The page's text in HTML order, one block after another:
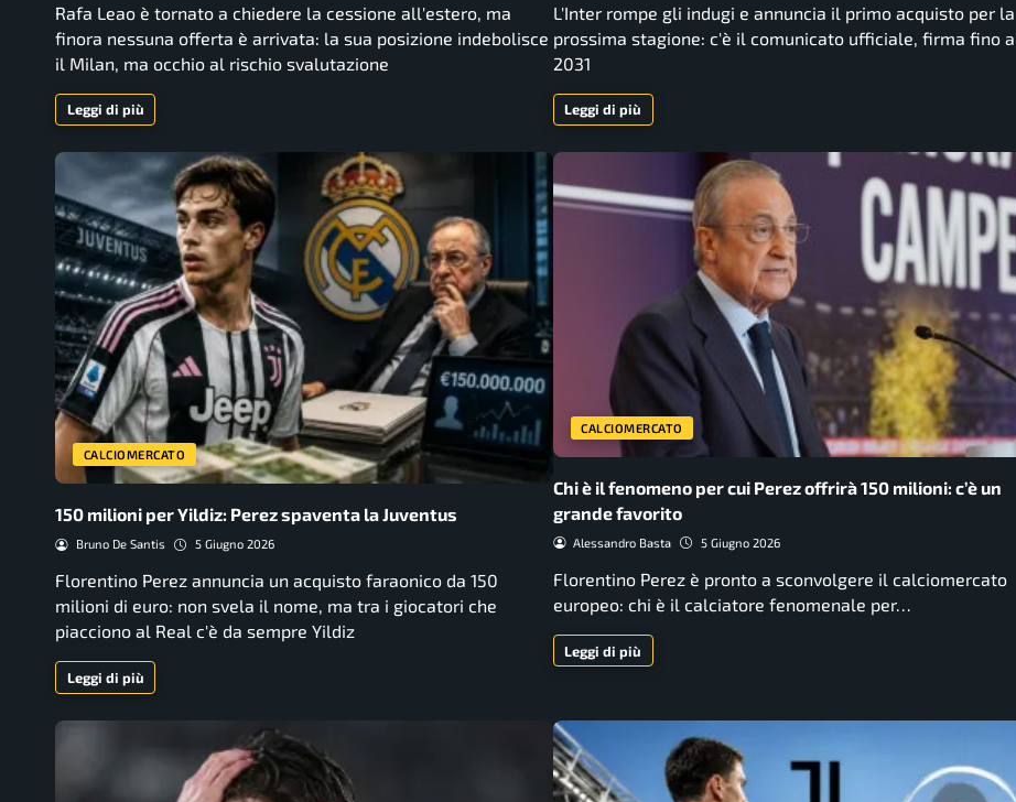
Rafa Leao è tornato a chiedere la cessione all'estero, ma
finora nessuna offerta è arrivata: la sua posizione indebolisce
il Milan, ma occhio al rischio svalutazione
Leggi di più
L'Inter rompe gli indugi e annuncia il primo acquisto per la
prossima stagione: c'è il comunicato ufficiale, firma fino
2031
Leggi di più
CALCIOMERCATO
150 milioni per Yildiz: Perez spaventa la Juventus
Bruno De Santis 5 Giugno 2026
Florentino Perez annuncia un acquisto faraonico da 150
milioni di euro: non svela il nome, ma tra i giocatori che
piacciono al Real c'è da sempre Yildiz
Leggi di più
CALCIOMERCATO
Chi è il fenomeno per cui Perez offrirà 150 milioni: c’è un
grande favorito
Alessandro Basta 5 Giugno 2026
Florentino Perez è pronto a sconvolgere il calciomercato
europeo: chi è il calciatore fenomenale per…
Leggi di più